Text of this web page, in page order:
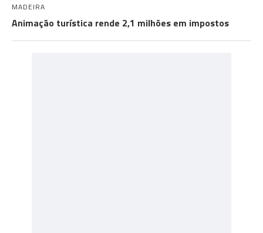
MADEIRA
Animação turística rende 2,1 milhões em impostos